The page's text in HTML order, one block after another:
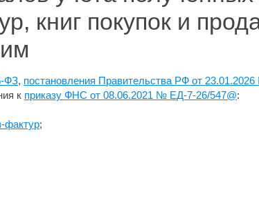
книг покупок и
ФЗ, постановления Правительства РФ от
к приказу ФНС от 08.06.2021 № ЕД-7-26/547@:
фактур;